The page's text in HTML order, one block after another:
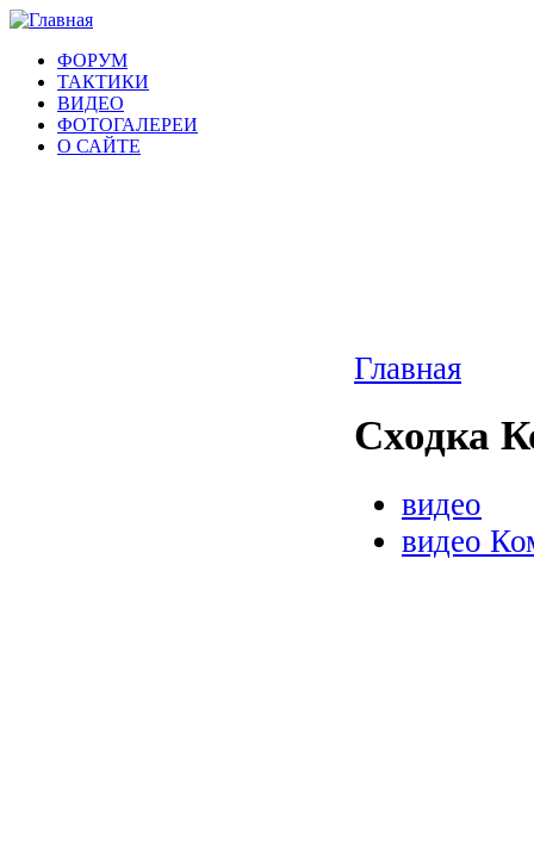
ФОРУМ
ТАКТИКИ
ВИДЕО
ФОТОГАЛЕРЕИ
О САЙТЕ
Главная
Сходка
видео
видео